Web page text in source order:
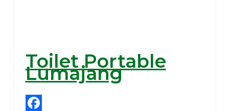
Toilet Portable
Lumajang